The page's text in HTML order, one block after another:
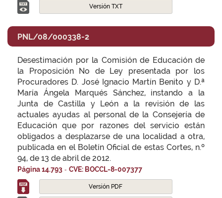
Versión TXT
PNL/08/000338-2
Desestimación por la Comisión de Educación de
la Proposición No de Ley presentada por los
Procuradores D. José Ignacio Martín Benito y D.ª
María Ángela Marqués Sánchez, instando a la
Junta de Castilla y León a la revisión de las
actuales ayudas al personal de la Consejería de
Educación que por razones del servicio están
obligados a desplazarse de una localidad a otra,
publicada en el Boletín Oficial de estas Cortes, n.º
94, de 13 de abril de 2012.
Página 14.793 - CVE: BOCCL-8-007377
Versión PDF